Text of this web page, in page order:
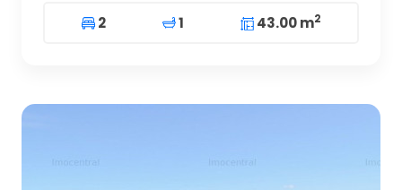
2 1 43.00 m2